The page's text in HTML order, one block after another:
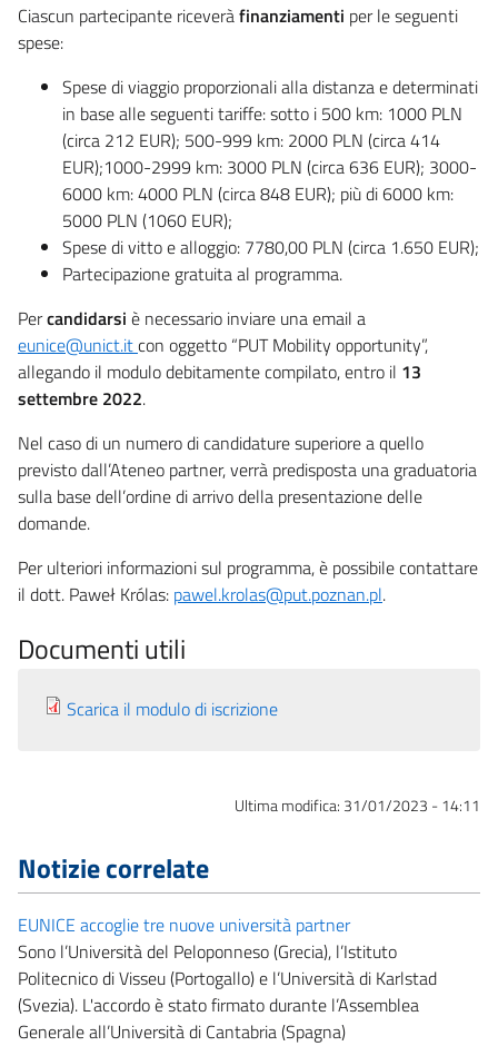
Ciascun partecipante riceveràfinanziamenti per le seguenti
spese:
Spese di viaggio proporzionali alla distanza e determinati
in base alle seguenti tariffe: sotto i 500 km: 1000 PLN
(circa 212 EUR); 500-999 km: 2000 PLN (circa 414
EUR);1000-2999 km: 3000 PLN (circa 636 EUR); 3000-
6000 km: 4000 PLN (circa 848 EUR); più di 6000 km:
5000 PLN (1060 EUR);
Spese di vitto e alloggio: 7780,00 PLN (circa 1.650 EUR);
Partecipazione gratuita al programma.
Percandidarsi è necessario inviare una email a
eunice@unict.itcon oggetto “PUT Mobility opportunity”,
allegando il modulo debitamente compilato, entro il 13
settembre 2022.
Nel caso di un numero di candidature superiore a quello
previsto dall’Ateneo partner, verrà predisposta una graduatoria
sulla base dell’ordine di arrivo della presentazione delle
domande.
Per ulteriori informazioni sul programma, è possibile contattare
il dott. Paweł Królas: pawel.krolas@put.poznan.pl.
Documenti utili
Scarica il modulo di iscrizione
Ultima modifica: 31/01/2023 - 14:11
Notizie correlate
EUNICE accoglie tre nuove università partner
Sono l’Università del Peloponneso (Grecia), l’Istituto
Politecnico di Visseu (Portogallo) e l’Università di Karlstad
(Svezia). L'accordo è stato firmato durante l’Assemblea
Generale all’Università di Cantabria (Spagna)